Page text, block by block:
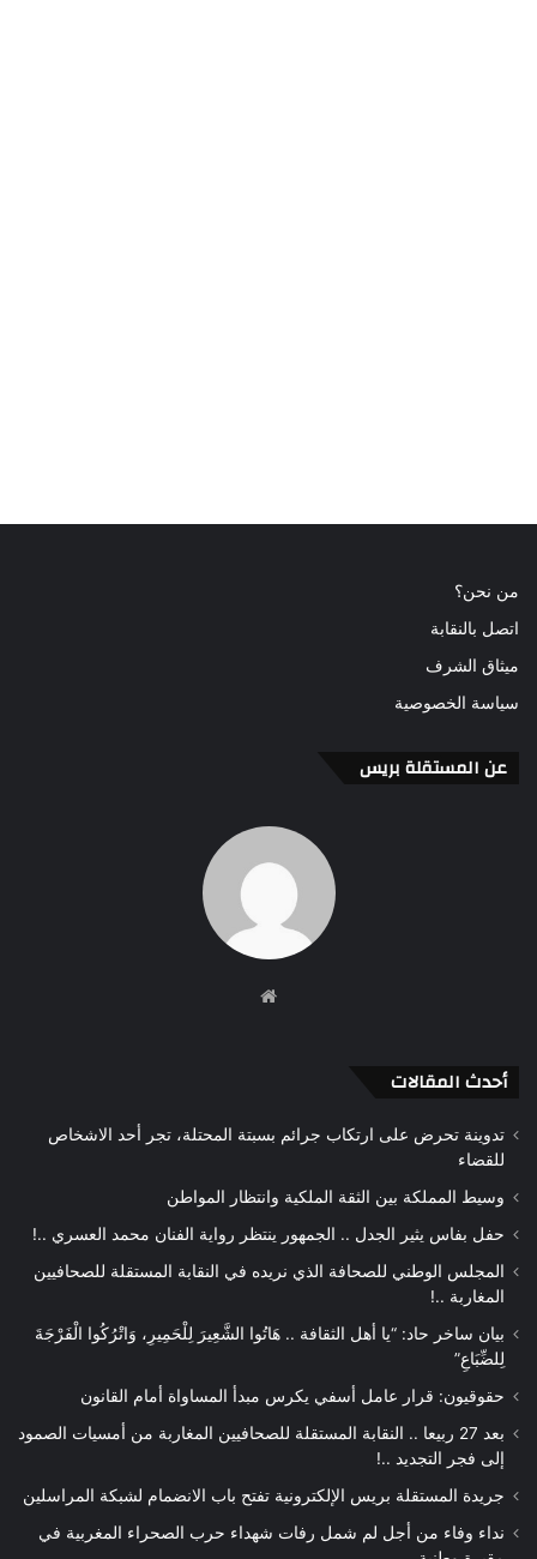
من نحن؟
اتصل بالنقابة
ميثاق الشرف
سياسة الخصوصية
عن المستقلة بريس
أحدث المقالات
تدوينة تحرض على ارتكاب جرائم بسبتة المحتلة، تجر أحد الاشخاص
للقضاء
وسيط المملكة بين الثقة الملكية وانتظار المواطن
حفل بفاس يثير الجدل .. الجمهور ينتظر رواية الفنان محمد العسري ..!
المجلس الوطني للصحافة الذي نريده في النقابة المستقلة للصحافيين
المغاربة ..!
بيان ساخر حاد: “يا أهل الثقافة .. هَاتُوا الشَّعِيرَ لِلْحَمِيرِ، وَاتْرُكُوا الْفَرْجَةَ
لِلضِّبَاعِ”
حقوقيون: قرار عامل أسفي يكرس مبدأ المساواة أمام القانون
بعد 27 ربيعا .. النقابة المستقلة للصحافيين المغاربة من أمسيات الصمود
إلى فجر التجديد ..!
جريدة المستقلة بريس الإلكترونية تفتح باب الانضمام لشبكة المراسلين
نداء وفاء من أجل لم شمل رفات شهداء حرب الصحراء المغربية في